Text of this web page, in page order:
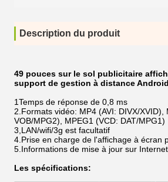
Description du produit
49 pouces sur le sol publicitaire
support de gestion à distance
1Temps de réponse de 0,8 ms
2.Formats vidéo: MP4 (AVI: DIVX/XVID),
VOB/MPG2), MPEG1 (VCD: DAT/MPG1)
3,LAN/wifi/3g est facultatif
4.Prise en charge de l'affichage à écran
5.Informations de mise à jour sur Internet.
Les spécifications: